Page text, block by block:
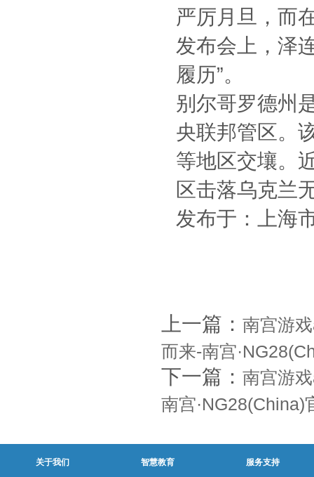
严厉月旦，而
发布会上，泽
履历”。
别尔哥罗德州
央联邦管区。
等地区交壤。
区击落乌克兰
发布于：上海
上一篇： 南宫游
而来-南宫
下一篇： 南宫游
南宫·NG28(China)
关于我们 智慧教育 服务支持